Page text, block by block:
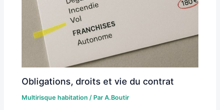
Obligations, droits et vie du contrat
Multirisque habitation / ParA.Boutir